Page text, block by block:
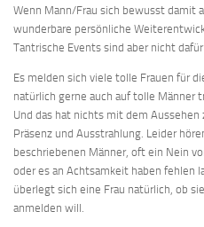
Wenn Mann/Frau sich bewusst damit
wunderbare persönliche
Tantrische Events sind aber nicht dafür
Es melden sich viele tolle Frauen für
natürlich gerne auch auf tolle Männer
Und das hat nichts mit dem
Präsenz und Ausstrahlung. Leider
beschriebenen Männer, oft ein Nein
oder es an Achtsamkeit haben fehlen
überlegt sich eine Frau natürlich, ob
anmelden will.